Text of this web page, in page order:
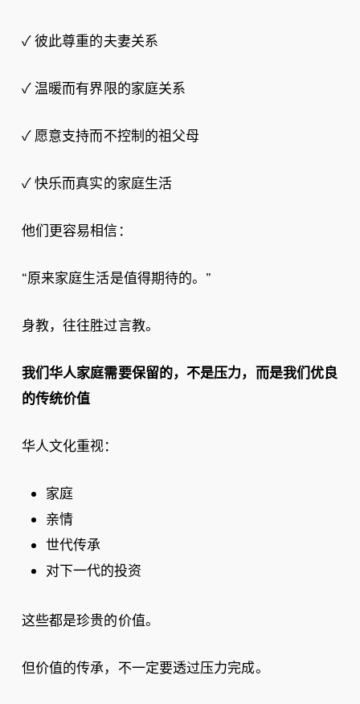
✓ 彼此尊重的夫妻关系
✓ 温暖而有界限的家庭关系
✓ 愿意支持而不控制的祖父母
✓ 快乐而真实的家庭生活
他们更容易相信：
“原来家庭生活是值得期待的。”
身教，往往胜过言教。
我们华人家庭需要保留的，不是压力，而是我们优良
的传统价值
华人文化重视：
家庭
亲情
世代传承
对下一代的投资
这些都是珍贵的价值。
但价值的传承，不一定要透过压力完成。